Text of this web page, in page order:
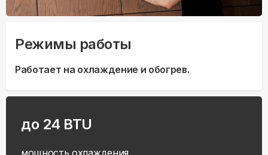
Режимы работы
Работает на охлаждение и обогрев.
до 24 BTU